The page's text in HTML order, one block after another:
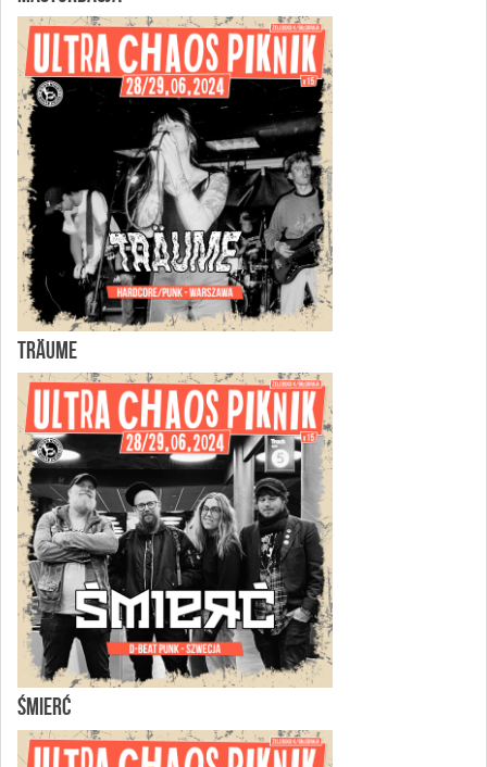
TRÄUME
ŚMIERĆ